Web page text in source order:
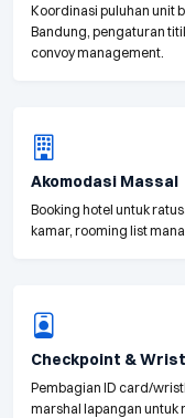
Koordinasi puluhan unit
Bandung, pengaturan
convoy management.
Akomodasi Massal
Booking hotel untuk
kamar, rooming list
Checkpoint &
Pembagian ID card/
marshal lapangan untuk